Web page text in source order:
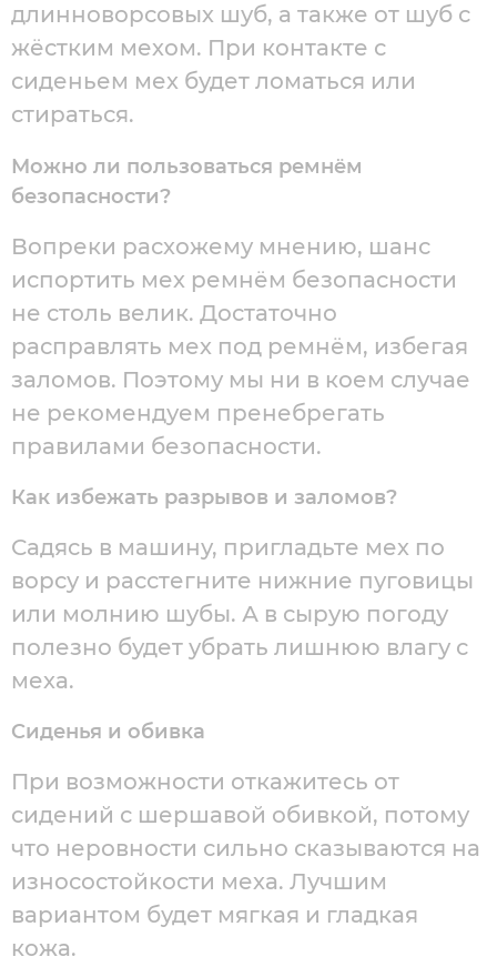
длинноворсовых шуб, а также от шуб с
жёстким мехом. При контакте с
сиденьем мех будет ломаться или
стираться.
Можно ли пользоваться ремнём
безопасности?
Вопреки расхожему мнению, шанс
испортить мех ремнём безопасности
не столь велик. Достаточно
расправлять мех под ремнём, избегая
заломов. Поэтому мы ни в коем случае
не рекомендуем пренебрегать
правилами безопасности.
Как избежать разрывов и заломов?
Садясь в машину, пригладьте мех по
ворсу и расстегните нижние пуговицы
или молнию шубы. А в сырую погоду
полезно будет убрать лишнюю влагу с
меха.
Сиденья и обивка
При возможности откажитесь от
сидений с шершавой обивкой, потому
что неровности сильно сказываются на
износостойкости меха. Лучшим
вариантом будет мягкая и гладкая
кожа.